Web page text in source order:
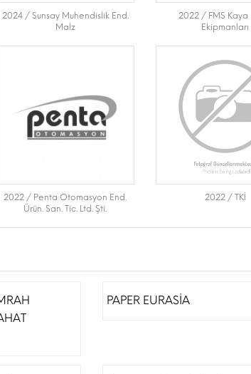
2024 / Sunsay Muhendislik End.
Malz
2022 / FMS Kaya
Ekipmanları
2022 / Penta Otomasyon End.
Ürün. San. Tic. Ltd. Şti.
2022 / TKİ
PAPER EURASİA